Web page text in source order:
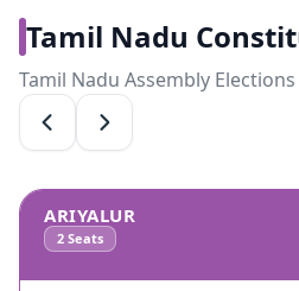
Tamil Nadu
Tamil Nadu Assembly
ARIYALUR
2 Seats